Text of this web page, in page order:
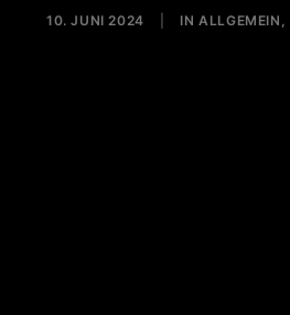
10. JUNI 2024 INALLGEMEIN ,